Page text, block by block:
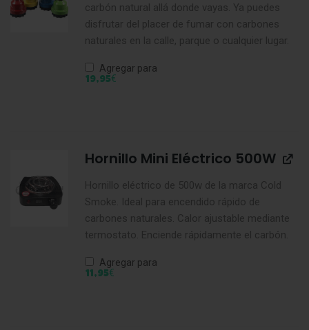
carbón natural allá donde vayas. Ya puedes
disfrutar del placer de fumar con carbones
naturales en la calle, parque o cualquier lugar.
Agregar para
19,95€
Hornillo Mini Eléctrico 500W
Hornillo eléctrico de 500w de la marca Cold
Smoke. Ideal para encendido rápido de
carbones naturales. Calor ajustable mediante
termostato. Enciende rápidamente el carbón.
Agregar para
11,95€